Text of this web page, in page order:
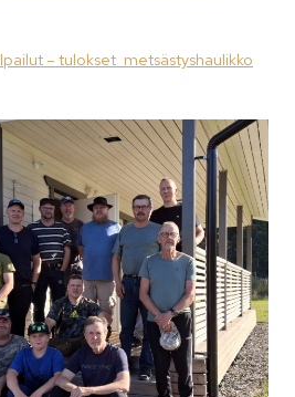
– tulokset_metsästyshaulikko